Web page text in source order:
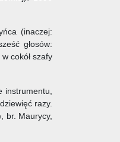
(inaczej:
głosów:
cokół szafy
instrumentu,
razy.
br. Maurycy,